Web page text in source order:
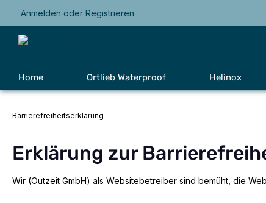
Hauptnavigation springen
Anmelden oder Registrieren
Home Ortlieb Waterproof Helinox
Barrierefreiheitserklärung
Erklärung zur
Wir (Outzeit GmbH) als Websitebetreiber sind bemüht, die